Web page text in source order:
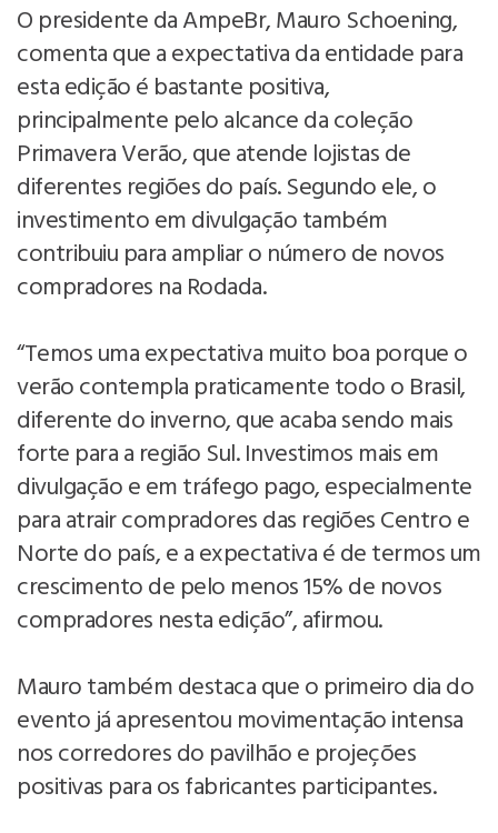
O presidente da AmpeBr, Mauro Schoening,
comenta que a expectativa da entidade para
esta edição é bastante positiva,
principalmente pelo alcance da coleção
Primavera Verão, que atende lojistas de
diferentes regiões do país. Segundo ele, o
investimento em divulgação também
contribuiu para ampliar o número de novos
compradores na Rodada.
“Temos uma expectativa muito boa porque o
verão contempla praticamente todo o Brasil,
diferente do inverno, que acaba sendo mais
forte para a região Sul. Investimos mais em
divulgação e em tráfego pago, especialmente
para atrair compradores das regiões Centro e
Norte do país, e a expectativa é de termos um
crescimento de pelo menos 15% de novos
compradores nesta edição”, afirmou.
Mauro também destaca que o primeiro dia do
evento já apresentou movimentação intensa
nos corredores do pavilhão e projeções
positivas para os fabricantes participantes.